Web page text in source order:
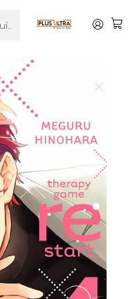
- MILKY WAY